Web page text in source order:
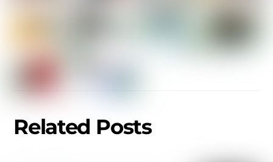
Related Posts